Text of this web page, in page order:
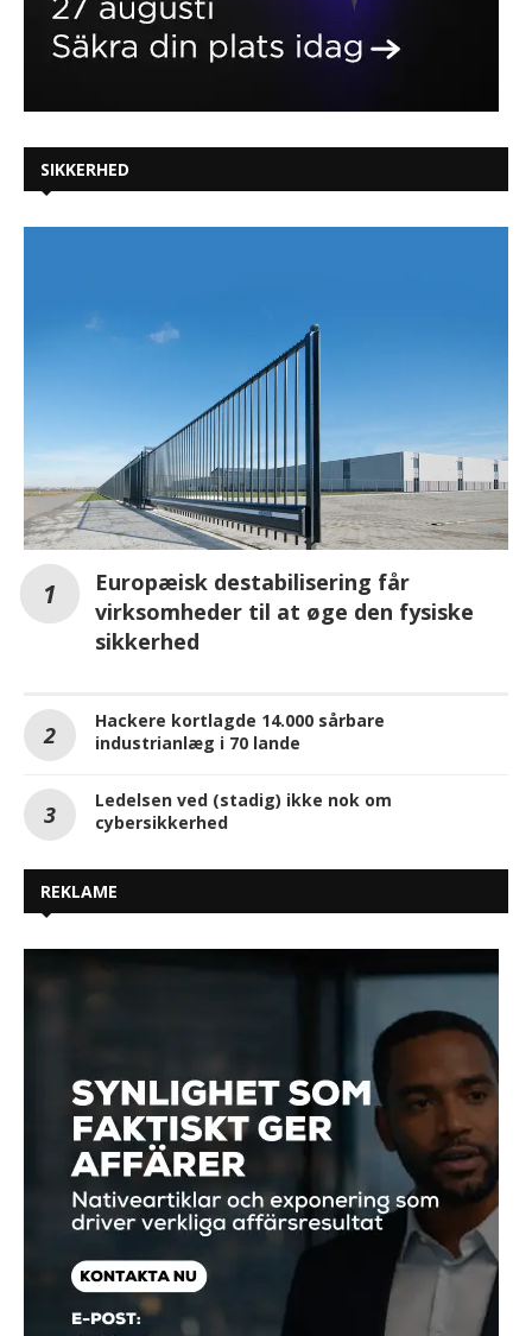
SIKKERHED
Europæisk destabilisering får
virksomheder til at øge den fysiske
sikkerhed
Hackere kortlagde 14.000 sårbare
industrianlæg i 70 lande
Ledelsen ved (stadig) ikke nok om
cybersikkerhed
REKLAME